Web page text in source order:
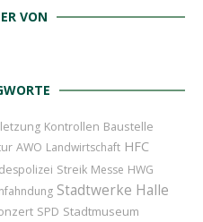
VON
Kontrollen Baustelle
AWO Landwirtschaft HFC
Streik Messe HWG
Stadtwerke Halle
SPD Stadtmuseum